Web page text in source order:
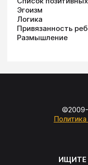
Эгоизм
Логика
Привязанность
Размышление
©2009-
ИЩИТЕ